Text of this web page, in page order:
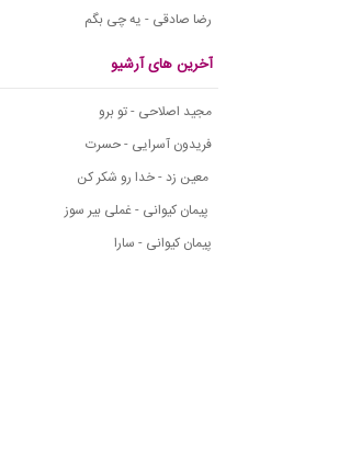
رضا صادقی - یه چی بگم
آخرین های آرشیو
مجید اصلاحی - تو برو
فریدون آسرایی - حسرت
معین زد - خدا رو شکر کن
پیمان کیوانی - غملی بیر سوز
پیمان کیوانی - سارا